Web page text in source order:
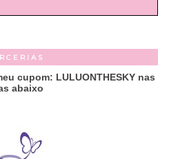
cupom: LULUONTHESKY nas
abaixo